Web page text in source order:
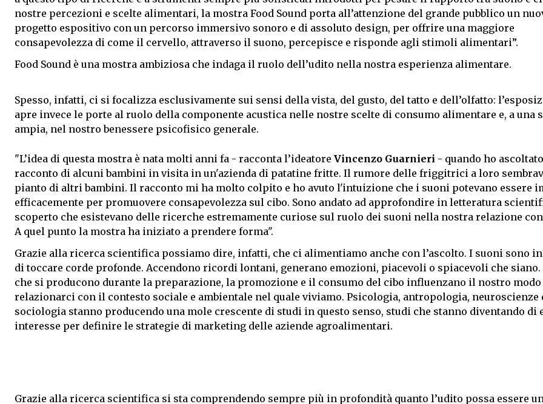
nostre percezioni e scelte alimentari, la mostra Food Sound porta all’attenzione del grande pubblico un
progetto espositivo con un percorso immersivo sonoro e di assoluto design, per offrire una maggiore
consapevolezza di come il cervello, attraverso il suono, percepisce e risponde agli stimoli alimentari”.
Food Sound è una mostra ambiziosa che indaga il ruolo dell’udito nella nostra esperienza alimentare.
Spesso, infatti, ci si focalizza esclusivamente sui sensi della vista, del gusto, del tatto e dell’olfatto:
apre invece le porte al ruolo della componente acustica nelle nostre scelte di consumo alimentare e, a una
ampia, nel nostro benessere psicofisico generale.
"L’idea di questa mostra è nata molti anni fa - racconta l’ideatore Vincenzo Guarnieri - quando ho
racconto di alcuni bambini in visita in un'azienda di patatine fritte. Il rumore delle friggitrici a loro
pianto di altri bambini. Il racconto mi ha molto colpito e ho avuto l'intuizione che i suoni potevano essere
efficacemente per promuovere consapevolezza sul cibo. Sono andato ad approfondire in letteratura
scoperto che esistevano delle ricerche estremamente curiose sul ruolo dei suoni nella nostra relazione
A quel punto la mostra ha iniziato a prendere forma".
Grazie alla ricerca scientifica possiamo dire, infatti, che ci alimentiamo anche con l’ascolto. I suoni sono
di toccare corde profonde. Accendono ricordi lontani, generano emozioni, piacevoli o spiacevoli che
che si producono durante la preparazione, la promozione e il consumo del cibo influenzano il nostro
relazionarci con il contesto sociale e ambientale nel quale viviamo. Psicologia, antropologia, neuroscienze
sociologia stanno producendo una mole crescente di studi in questo senso, studi che stanno diventando di
interesse per definire le strategie di marketing delle aziende agroalimentari.
Grazie alla ricerca scientifica si sta comprendendo sempre più in profondità quanto l’udito possa essere